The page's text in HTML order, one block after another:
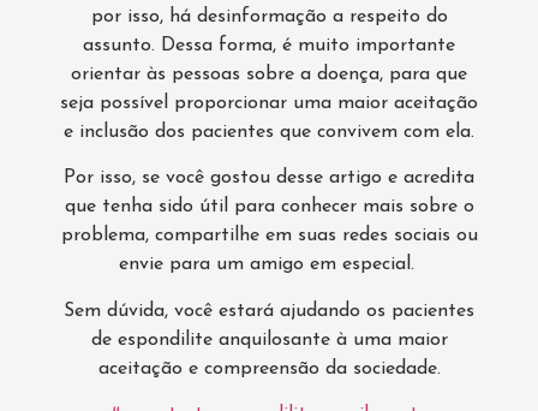
por isso, há desinformação a respeito do
assunto. Dessa forma, é muito importante
orientar às pessoas sobre a doença, para que
seja possível proporcionar uma maior aceitação
e inclusão dos pacientes que convivem com ela.
Por isso, se você gostou desse artigo e acredita
que tenha sido útil para conhecer mais sobre o
problema, compartilhe em suas redes sociais ou
envie para um amigo em especial.
Sem dúvida, você estará ajudando os pacientes
de espondilite anquilosante à uma maior
aceitação e compreensão da sociedade.